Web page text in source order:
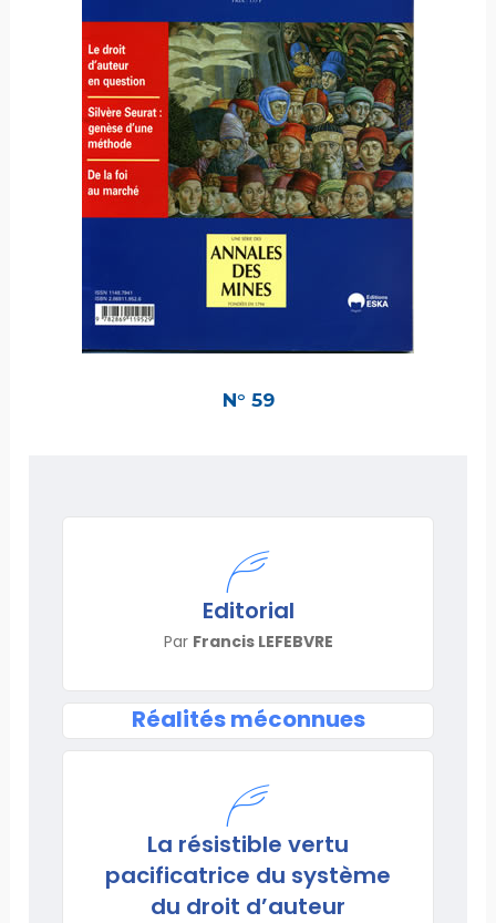
N° 59
Editorial
Par Francis LEFEBVRE
Réalités méconnues
La résistible vertu
pacificatrice du système
du droit d’auteur